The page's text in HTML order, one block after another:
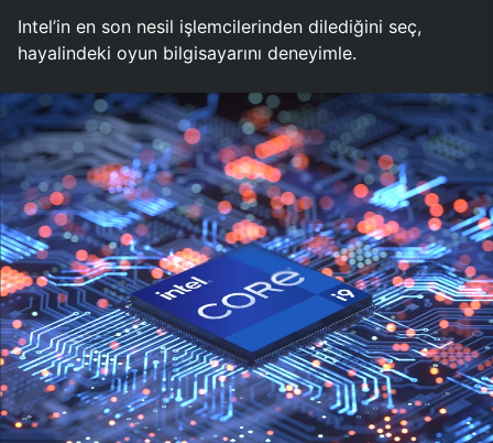
Intel’in en son nesil işlemcilerinden dilediğini seç,
hayalindeki oyun bilgisayarını deneyimle.